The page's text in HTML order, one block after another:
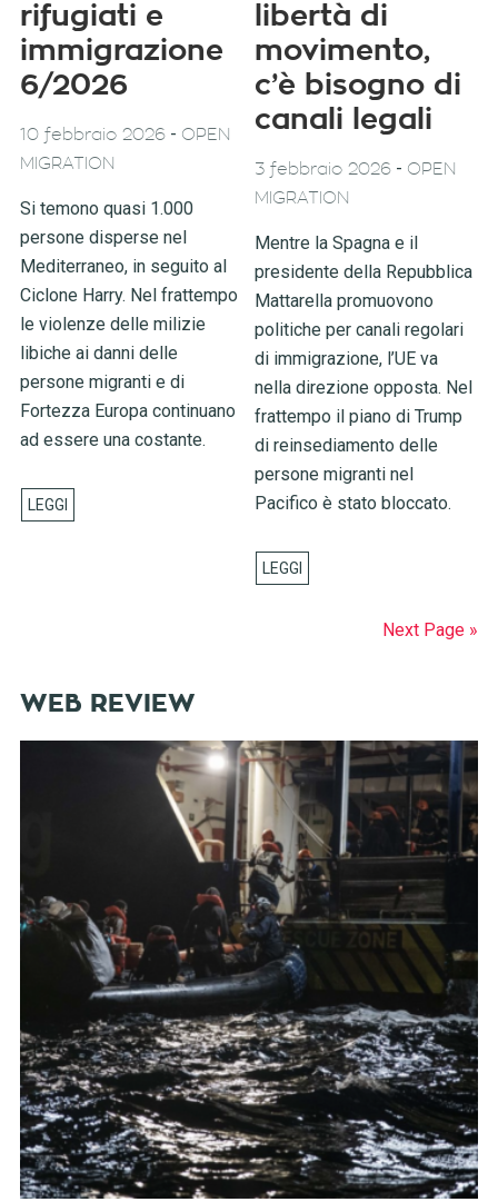
rifugiati e
immigrazione
6/2026
10 febbraio 2026- OPEN
MIGRATION
Si temono quasi 1.000
persone disperse nel
Mediterraneo, in seguito al
Ciclone Harry. Nel frattempo
le violenze delle milizie
libiche ai danni delle
persone migranti e di
Fortezza Europa continuano
ad essere una costante.
libertà di
movimento,
c’è bisogno di
canali legali
3 febbraio 2026 - OPEN
MIGRATION
Mentre la Spagna e il
presidente della Repubblica
Mattarella promuovono
politiche per canali regolari
di immigrazione, l’UE va
nella direzione opposta. Nel
frattempo il piano di Trump
di reinsediamento delle
persone migranti nel
Pacifico è stato bloccato.
Next Page »
WEB REVIEW